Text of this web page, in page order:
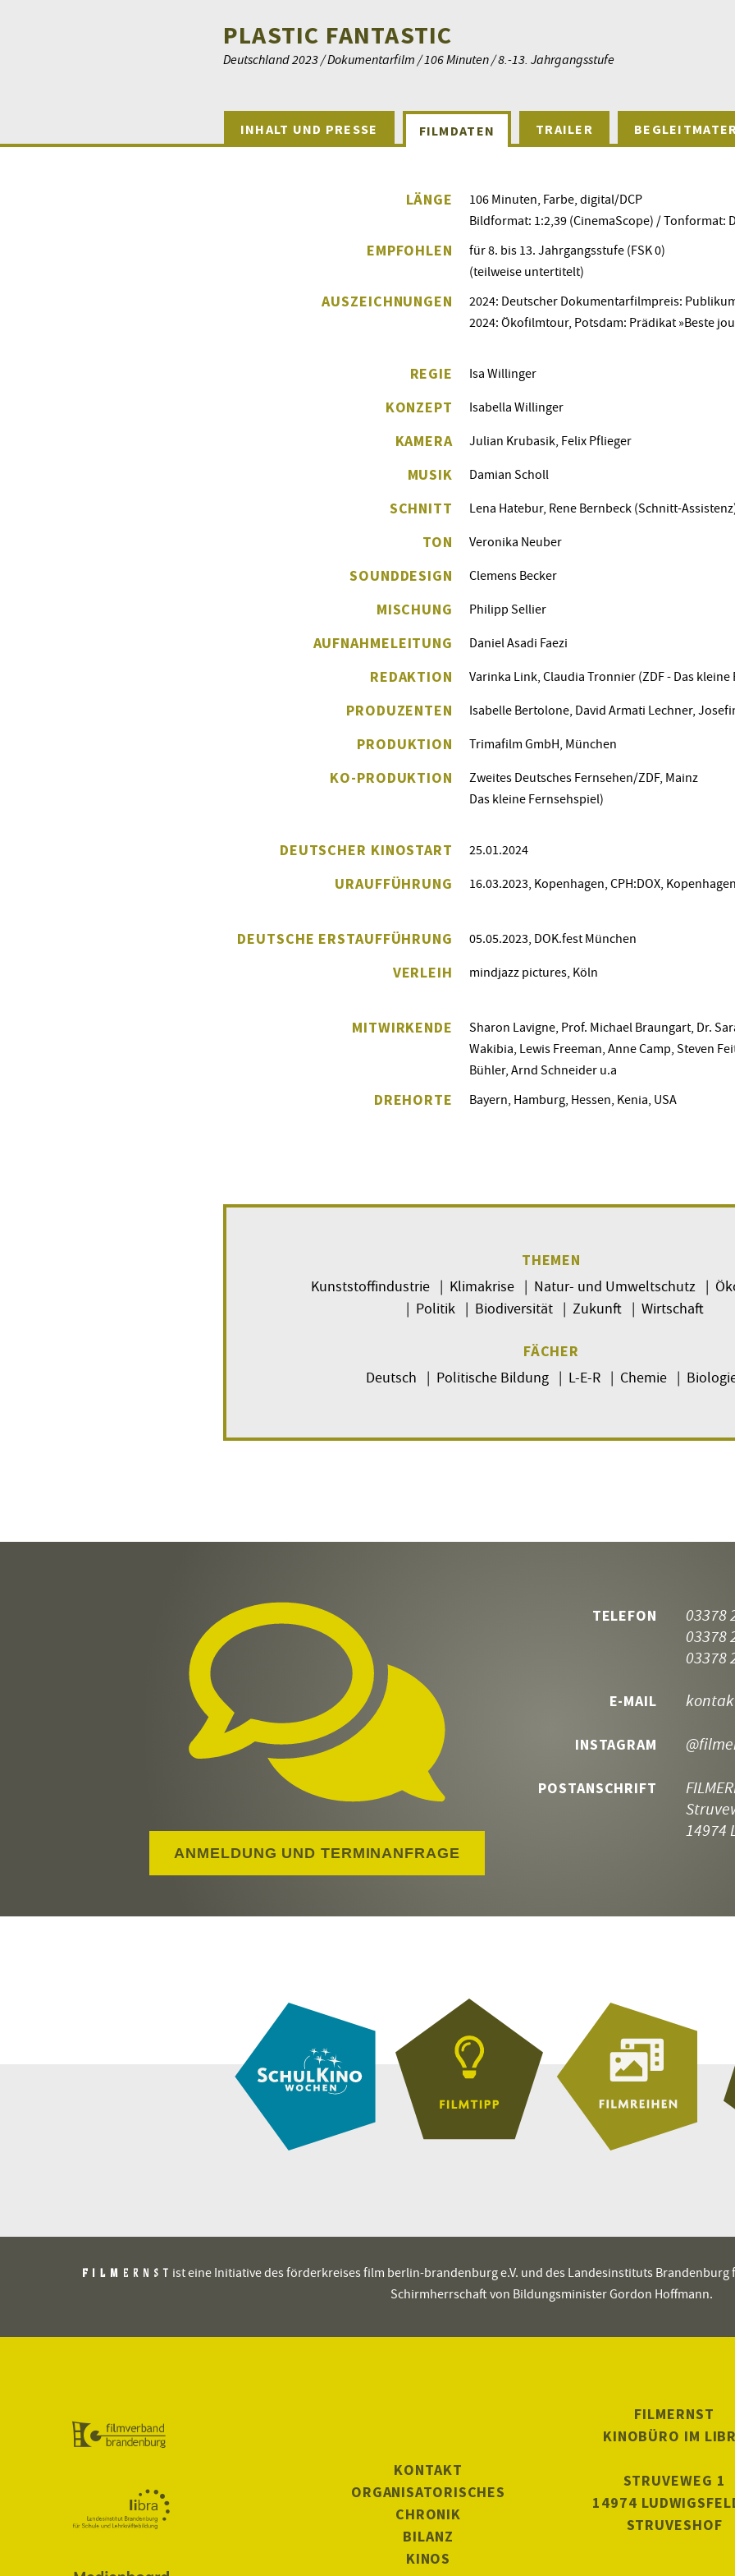
PLASTIC FANTASTIC
Deutschland 2023 / Dokumentarfilm / 106 Minuten / 8.-13. Jahrgangsstufe
INHALT UND PRESSE FILMDATEN TRAILER
LÄNGE
106 Minuten, Farbe, digital/DCP
Bildformat: 1:2,39 (CinemaScope) / Tonformat:
EMPFOHLEN
für 8. bis 13. Jahrgangsstufe (FSK 0)
(teilweise untertitelt)
AUSZEICHNUNGEN
2024: Deutscher Dokumentarfilmpreis:
2024: Ökofilmtour, Potsdam: Prädikat »Beste
REGIE Isa Willinger
KONZEPT Isabella Willinger
KAMERA Julian Krubasik, Felix Pflieger
MUSIK Damian Scholl
SCHNITT Lena Hatebur, Rene Bernbeck (Schnitt-
TON Veronika Neuber
SOUNDDESIGN Clemens Becker
MISCHUNG Philipp Sellier
AUFNAHMELEITUNG Daniel Asadi Faezi
REDAKTION Varinka Link, Claudia Tronnier (ZDF - Das kleine
PRODUZENTEN Isabelle Bertolone, David Armati Lechner,
PRODUKTION Trimafilm GmbH, München
KO-PRODUKTION
Zweites Deutsches Fernsehen/ZDF, Mainz
Das kleine Fernsehspiel)
DEUTSCHER KINOSTART 25.01.2024
URAUFFÜHRUNG 16.03.2023, Kopenhagen, CPH:DOX,
DEUTSCHE ERSTAUFFÜHRUNG 05.05.2023, DOK.fest München
VERLEIH mindjazz pictures, Köln
MITWIRKENDE
Sharon Lavigne, Prof. Michael Braungart, Dr.
Wakibia, Lewis Freeman, Anne Camp, Steven
Bühler, Arnd Schneider u.a
DREHORTE Bayern, Hamburg, Hessen, Kenia, USA
THEMEN
Kunststoffindustrie | Klimakrise | Natur- und Umweltschutz |
| Politik | Biodiversität | Zukunft | Wirtschaft
FÄCHER
Deutsch | Politische Bildung | L-E-R | Chemie |
ANMELDUNG UND TERMINANFRAGE
TELEFON 03378
03378
03378
E-MAIL
INSTAGRAM
POSTANSCHRIFT
14974
ist eine Initiative des förderkreises film berlin-brandenburg e.V. und des Landesinstituts
Schirmherrschaft von Bildungsminister Gordon Hoffmann.
KONTAKT
ORGANISATORISCHES
CHRONIK
BILANZ
KINOS
FILMERNST
KINOBÜRO IM
STRUVEWEG 1
14974
STRUVESHOF